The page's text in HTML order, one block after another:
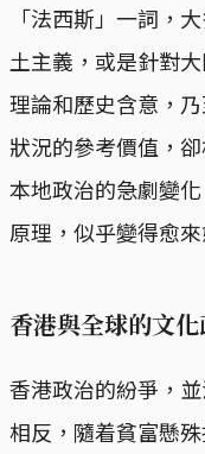
「法西斯」一詞，
土主義，或是針對
理論和歷史含意，
狀況的參考價值，
本地政治的急劇變
原理，似乎變得愈
香港與全球的文
香港政治的紛爭，
相反，隨着貧富懸